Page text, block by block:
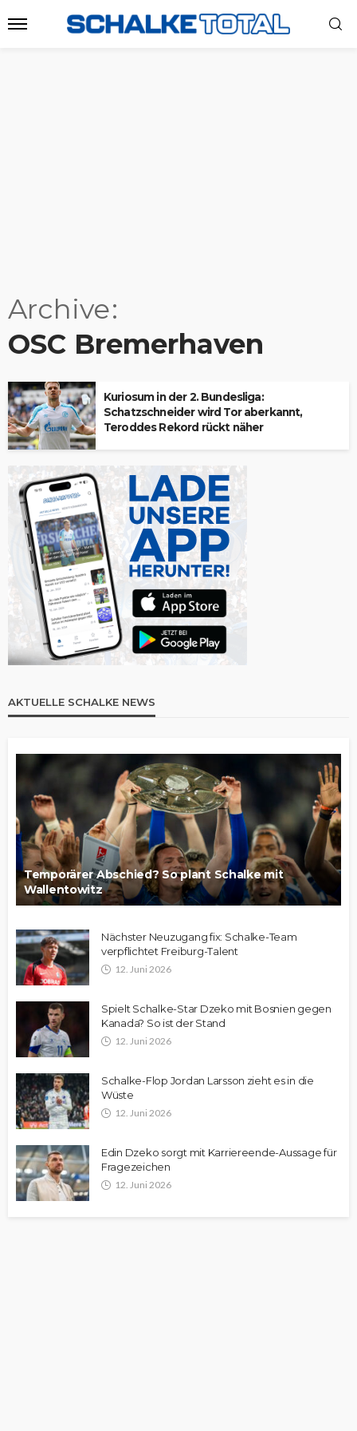
Archive
OSC Bremerhaven
Kuriosum in der 2. Bundesliga:
Schatzschneider wird Tor aberkannt,
Teroddes Rekord rückt näher
AKTUELLE SCHALKE NEWS
Temporärer Abschied? So plant Schalke mit
Wallentowitz
Nächster Neuzugang fix: Schalke-Team
verpflichtet Freiburg-Talent
12. Juni 2026
Spielt Schalke-Star Dzeko mit Bosnien gegen
Kanada? So ist der Stand
12. Juni 2026
Schalke-Flop Jordan Larsson zieht es in die
Wüste
12. Juni 2026
Edin Dzeko sorgt mit Karriereende-Aussage für
Fragezeichen
12. Juni 2026